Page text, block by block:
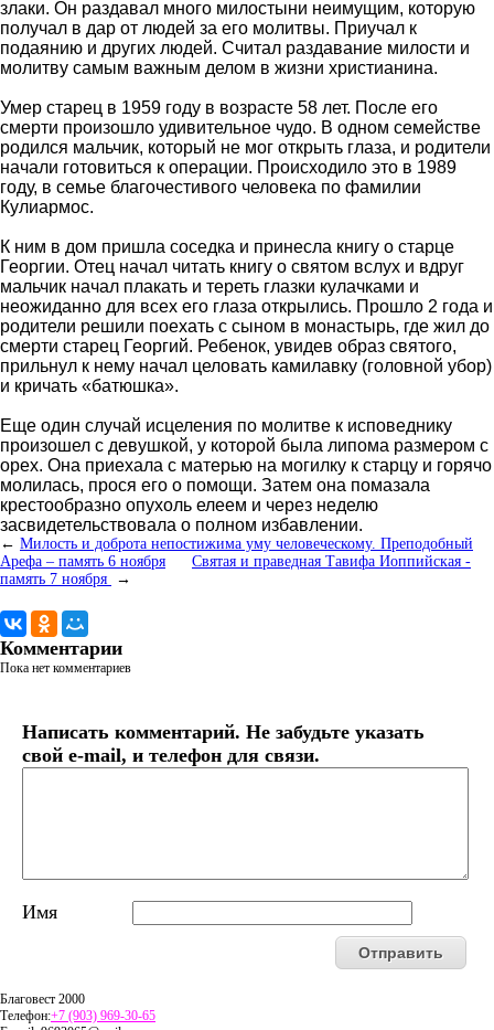
злаки. Он раздавал много милостыни неимущим, которую
получал в дар от людей за его молитвы. Приучал к
подаянию и других людей. Считал раздавание милости и
молитву самым важным делом в жизни христианина.
Умер старец в 1959 году в возрасте 58 лет. После его
смерти произошло удивительное чудо. В одном семействе
родился мальчик, который не мог открыть глаза, и родители
начали готовиться к операции. Происходило это в 1989
году, в семье благочестивого человека по фамилии
Кулиармос.
К ним в дом пришла соседка и принесла книгу о старце
Георгии. Отец начал читать книгу о святом вслух и вдруг
мальчик начал плакать и тереть глазки кулачками и
неожиданно для всех его глаза открылись. Прошло 2 года и
родители решили поехать с сыном в монастырь, где жил до
смерти старец Георгий. Ребенок, увидев образ святого,
прильнул к нему начал целовать камилавку (головной убор)
и кричать «батюшка».
Еще один случай исцеления по молитве к исповеднику
произошел с девушкой, у которой была липома размером с
орех. Она приехала с матерью на могилку к старцу и горячо
молилась, прося его о помощи. Затем она помазала
крестообразно опухоль елеем и через неделю
засвидетельствовала о полном избавлении.
← Милость и доброта непостижима уму человеческому. Преподобный
Арефа – память 6 ноября
Святая и праведная Тавифа Иоппийская -
память 7 ноября
→
Комментарии
Пока нет комментариев
Написать комментарий. Не забудьте указать
свой e-mail, и телефон для связи.
Имя
Благовест 2000
Телефон:+7 (903) 969-30-65